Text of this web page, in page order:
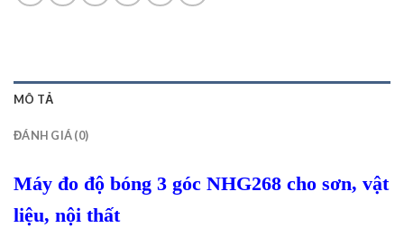
MÔ TẢ
ĐÁNH GIÁ (0)
Máy đo độ bóng 3 góc NHG268 cho sơn, vật
liệu, nội thất